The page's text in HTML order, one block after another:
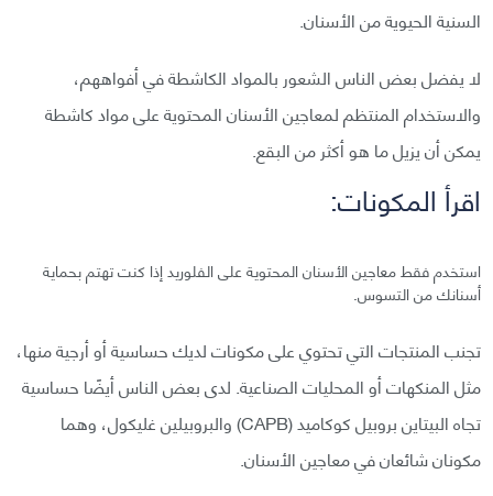
السنية الحيوية من الأسنان.
لا يفضل بعض الناس الشعور بالمواد الكاشطة في أفواههم،
والاستخدام المنتظم لمعاجين الأسنان المحتوية على مواد كاشطة
يمكن أن يزيل ما هو أكثر من البقع.
اقرأ المكونات:
استخدم فقط معاجين الأسنان المحتوية على الفلوريد إذا كنت تهتم بحماية
أسنانك من التسوس.
تجنب المنتجات التي تحتوي على مكونات لديك حساسية أو أرجية منها،
مثل المنكهات أو المحليات الصناعية. لدى بعض الناس أيضًا حساسية
تجاه البيتاين بروبيل كوكاميد (CAPB) والبروبيلين غليكول، وهما
مكونان شائعان في معاجين الأسنان.